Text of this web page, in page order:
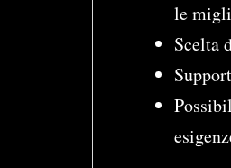
le
Scelta